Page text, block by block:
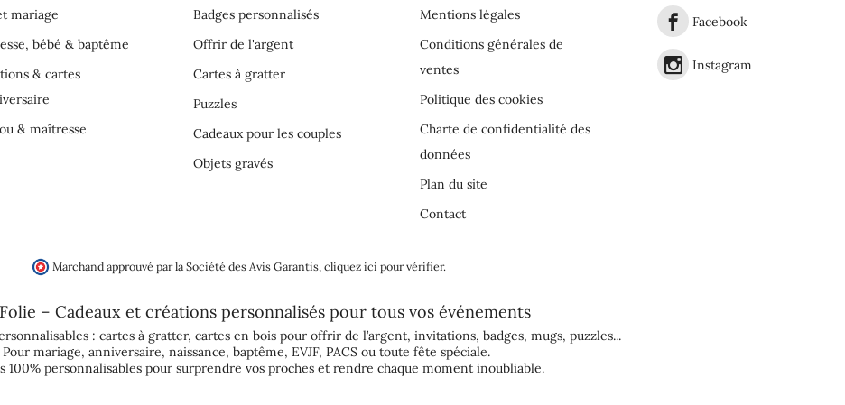
mariage
bébé & baptême
& cartes
& maîtresse
Badges personnalisés
Offrir de l'argent
Cartes à gratter
Puzzles
Cadeaux pour les couples
Objets gravés
Mentions légales
Conditions générales de
ventes
Politique des cookies
Charte de confidentialité des
données
Plan du site
Contact
Facebook
Instagram
Marchand approuvé par la Société des Avis Garantis, cliquez ici pour vérifier.
– Cadeaux et créations personnalisés pour tous vos événements
: cartes à gratter, cartes en bois pour offrir de l’argent, invitations, badges, mugs, puzzles...
Pour mariage, anniversaire, naissance, baptême, EVJF, PACS ou toute fête spéciale.
100% personnalisables pour surprendre vos proches et rendre chaque moment inoubliable.